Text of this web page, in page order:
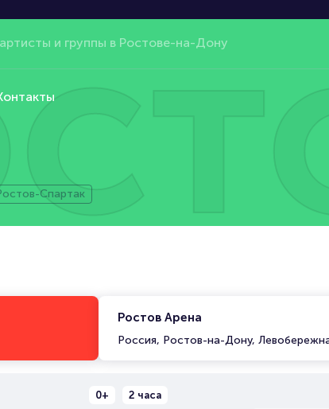
Спартак
Ростов Арена
Россия, Ростов-на-Дону,
0+
2 часа